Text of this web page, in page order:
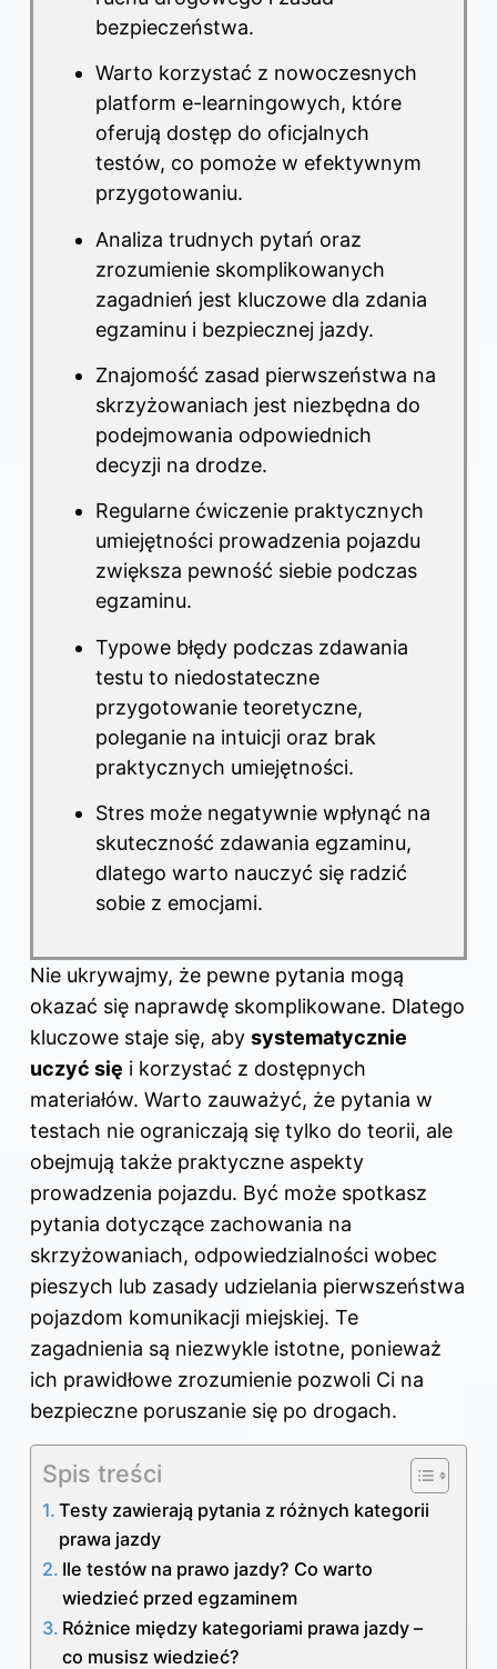
bezpieczeństwa.
Warto korzystać z nowoczesnych
platform e-learningowych, które
oferują dostęp do oficjalnych
testów, co pomoże w efektywnym
przygotowaniu.
Analiza trudnych pytań oraz
zrozumienie skomplikowanych
zagadnień jest kluczowe dla zdania
egzaminu i bezpiecznej jazdy.
Znajomość zasad pierwszeństwa na
skrzyżowaniach jest niezbędna do
podejmowania odpowiednich
decyzji na drodze.
Regularne ćwiczenie praktycznych
umiejętności prowadzenia pojazdu
zwiększa pewność siebie podczas
egzaminu.
Typowe błędy podczas zdawania
testu to niedostateczne
przygotowanie teoretyczne,
poleganie na intuicji oraz brak
praktycznych umiejętności.
Stres może negatywnie wpłynąć na
skuteczność zdawania egzaminu,
dlatego warto nauczyć się radzić
sobie z emocjami.
Nie ukrywajmy, że pewne pytania mogą
okazać się naprawdę skomplikowane. Dlatego
kluczowe staje się, aby systematycznie
uczyć się i korzystać z dostępnych
materiałów. Warto zauważyć, że pytania w
testach nie ograniczają się tylko do teorii, ale
obejmują także praktyczne aspekty
prowadzenia pojazdu. Być może spotkasz
pytania dotyczące zachowania na
skrzyżowaniach, odpowiedzialności wobec
pieszych lub zasady udzielania pierwszeństwa
pojazdom komunikacji miejskiej. Te
zagadnienia są niezwykle istotne, ponieważ
ich prawidłowe zrozumienie pozwoli Ci na
bezpieczne poruszanie się po drogach.
Spis treści
Testy zawierają pytania z różnych kategorii
prawa jazdy
Ile testów na prawo jazdy? Co warto
wiedzieć przed egzaminem
Różnice między kategoriami prawa jazdy –
co musisz wiedzieć?